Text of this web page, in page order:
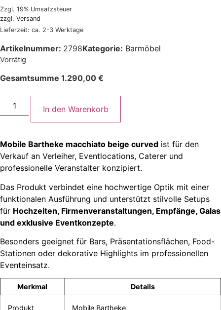
Zzgl. 19% Umsatzsteuer
zzgl. Versand
Lieferzeit: ca. 2-3 Werktage
Artikelnummer: 2798Kategorie: Barmöbel
Vorrätig
Gesamtsumme 1.290,00 €
In den Warenkorb
Mobile Bartheke macchiato beige curved ist für den
Verkauf an Verleiher, Eventlocations, Caterer und
professionelle Veranstalter konzipiert.
Das Produkt verbindet eine hochwertige Optik mit einer
funktionalen Ausführung und unterstützt stilvolle Setups
für Hochzeiten, Firmenveranstaltungen, Empfänge, Galas
und exklusive Eventkonzepte.
Besonders geeignet für Bars, Präsentationsflächen, Food-
Stationen oder dekorative Highlights im professionellen
Eventeinsatz.
Merkmal Details
Produkt Mobile Bartheke